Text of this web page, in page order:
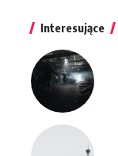
Interesujące